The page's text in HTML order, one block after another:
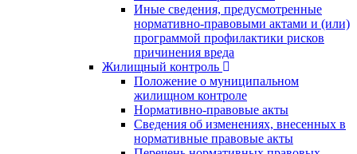
Иные сведения, предусмотренные
нормативно-правовыми актами и (или)
программой профилактики рисков
причинения вреда
Жилищный контроль
Положение о муниципальном
жилищном контроле
Нормативно-правовые акты
Сведения об изменениях, внесенных в
нормативные правовые акты